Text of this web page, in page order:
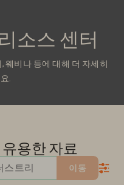
소스 센터
웨비나 등에 대해 더 자세히
.
용한 자료
스트리 이동